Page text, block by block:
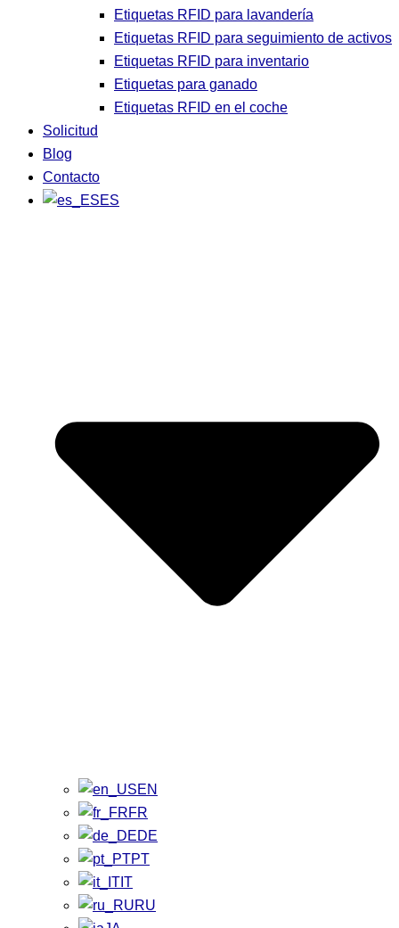
Etiquetas RFID para lavandería
Etiquetas RFID para seguimiento de activos
Etiquetas RFID para inventario
Etiquetas para ganado
Etiquetas RFID en el coche
Solicitud
Blog
Contacto
ES
EN
FR
DE
PT
IT
RU